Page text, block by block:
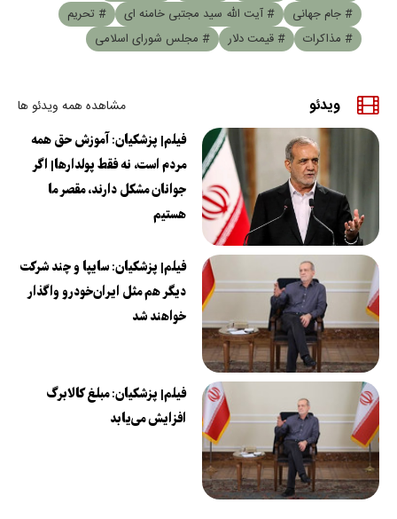
# جام جهانی
# آیت الله سید مجتبی خامنه ای
# تحریم
# مذاکرات
# قیمت دلار # مجلس شورای اسلامی
ویدئو مشاهده همه ویدئو ها
فیلم| پزشکیان: آموزش حق همه
مردم است، نه فقط پولدارها| اگر
جوانان مشکل دارند، مقصر ما
هستیم
فیلم| پزشکیان: سایپا و چند شرکت
دیگر هم مثل ایران‌خودرو واگذار
خواهند شد
فیلم| پزشکیان: مبلغ کالابرگ
افزایش می‌یابد